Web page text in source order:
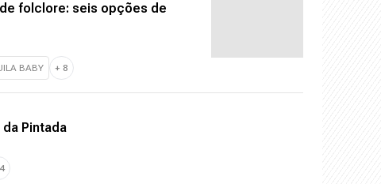
folclore: seis opções de
BABY + 8
Pintada
4